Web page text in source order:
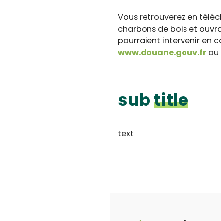
Vous retrouverez en
charbons de bois et
pourraient intervenir en
www.douane.gouv.fr
subtitle
text